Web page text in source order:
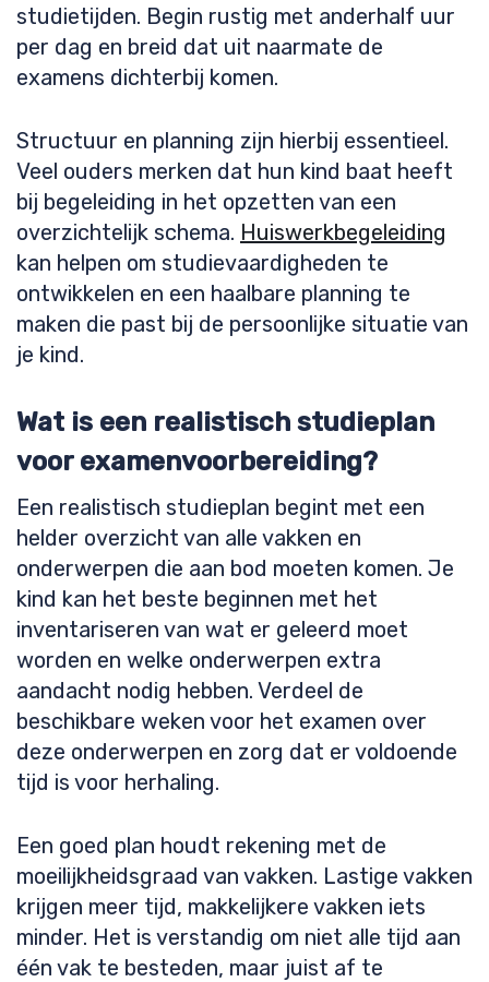
studietijden. Begin rustig met anderhalf uur
per dag en breid dat uit naarmate de
examens dichterbij komen.
Structuur en planning zijn hierbij essentieel.
Veel ouders merken dat hun kind baat heeft
bij begeleiding in het opzetten van een
overzichtelijk schema. Huiswerkbegeleiding
kan helpen om studievaardigheden te
ontwikkelen en een haalbare planning te
maken die past bij de persoonlijke situatie van
je kind.
Wat is een realistisch studieplan
voor examenvoorbereiding?
Een realistisch studieplan begint met een
helder overzicht van alle vakken en
onderwerpen die aan bod moeten komen. Je
kind kan het beste beginnen met het
inventariseren van wat er geleerd moet
worden en welke onderwerpen extra
aandacht nodig hebben. Verdeel de
beschikbare weken voor het examen over
deze onderwerpen en zorg dat er voldoende
tijd is voor herhaling.
Een goed plan houdt rekening met de
moeilijkheidsgraad van vakken. Lastige vakken
krijgen meer tijd, makkelijkere vakken iets
minder. Het is verstandig om niet alle tijd aan
één vak te besteden, maar juist af te